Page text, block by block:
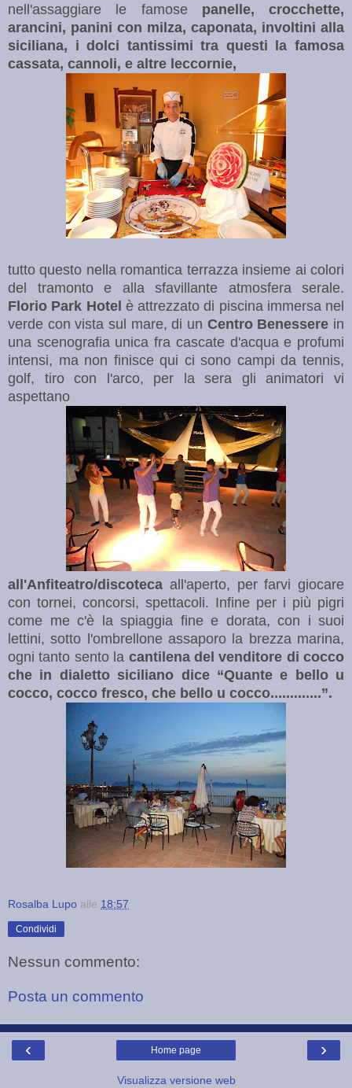
nell'assaggiare le famose panelle, crocchette,
arancini, panini con milza, caponata, involtini alla
siciliana, i dolci tantissimi tra questi la famosa
cassata, cannoli, e altre leccornie,
tutto questo nella romantica terrazza insieme ai colori
del tramonto e alla sfavillante atmosfera serale.
Florio Park Hotel è attrezzato di piscina immersa nel
verde con vista sul mare, di un Centro Benessere in
una scenografia unica fra cascate d'acqua e profumi
intensi, ma non finisce qui ci sono campi da tennis,
golf, tiro con l'arco, per la sera gli animatori vi
aspettano
all'Anfiteatro/discoteca all'aperto, per farvi giocare
con tornei, concorsi, spettacoli. Infine per i più pigri
come me c'è la spiaggia fine e dorata, con i suoi
lettini, sotto l'ombrellone assaporo la brezza marina,
ogni tanto sento la cantilena del venditore di cocco
che in dialetto siciliano dice “Quante e bello u
cocco, cocco fresco, che bello u cocco.............”.
Rosalba Lupo alle 18:57
Condividi
Nessun commento:
Posta un commento
‹ ›
Home page
Visualizza versione web